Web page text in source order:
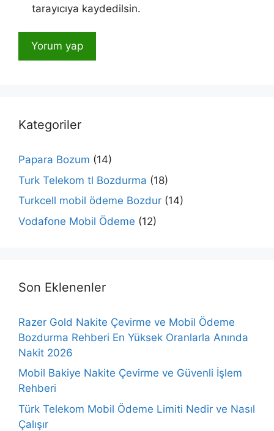
tarayıcıya kaydedilsin.
Kategoriler
Papara Bozum (14)
Turk Telekom tl Bozdurma (18)
Turkcell mobil ödeme Bozdur (14)
Vodafone Mobil Ödeme (12)
Son Eklenenler
Razer Gold Nakite Çevirme ve Mobil Ödeme
Bozdurma Rehberi En Yüksek Oranlarla Anında
Nakit 2026
Mobil Bakiye Nakite Çevirme ve Güvenli İşlem
Rehberi
Türk Telekom Mobil Ödeme Limiti Nedir ve Nasıl
Çalışır